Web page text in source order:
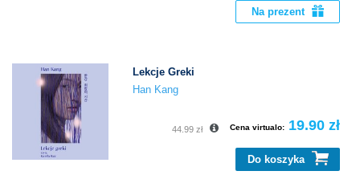
Na prezent
Lekcje Greki
Han Kang
Cena virtualo: 19.90 zł
44.99 zł
Do koszyka